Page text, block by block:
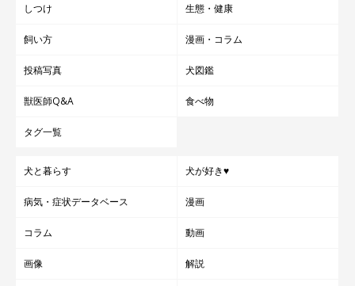
犬舎に直射日光が当たらないように、よしずを置くなど工夫しま
しょう。またエアコンの室外機の近くに犬舎がある場合、排出さ
水分はたっぷりと与える
しつけ 生態・健康
飼い方 漫画・コラム
投稿写真 犬図鑑
獣医師Q&A 食べ物
タグ一覧
犬と暮らす 犬が好き♥
病気・症状データベース 漫画
コラム 動画
画像 解説